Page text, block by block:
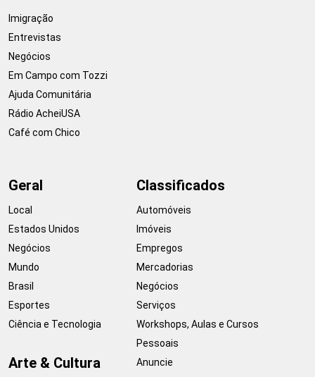
Imigração
Entrevistas
Negócios
Em Campo com Tozzi
Ajuda Comunitária
Rádio AcheiUSA
Café com Chico
Geral
Local
Estados Unidos
Negócios
Mundo
Brasil
Esportes
Ciência e Tecnologia
Arte & Cultura
Classificados
Automóveis
Imóveis
Empregos
Mercadorias
Negócios
Serviços
Workshops, Aulas e Cursos
Pessoais
Anuncie